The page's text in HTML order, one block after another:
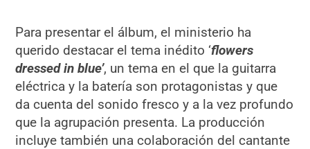
Para presentar el álbum, el ministerio ha
querido destacar el tema inédito ‘flowers
dressed in blue’, un tema en el que la guitarra
eléctrica y la batería son protagonistas y que
da cuenta del sonido fresco y a la vez profundo
que la agrupación presenta. La producción
incluye también una colaboración del cantante